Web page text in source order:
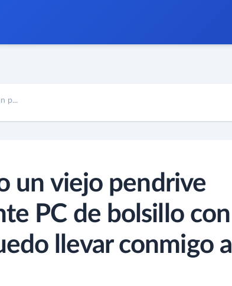
p...
un viejo pendrive
PC de bolsillo con
llevar conmigo a